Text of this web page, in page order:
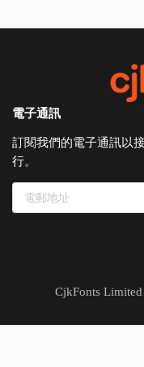
電子通訊
訂閱我們的電子通訊以
行。
CjkFonts